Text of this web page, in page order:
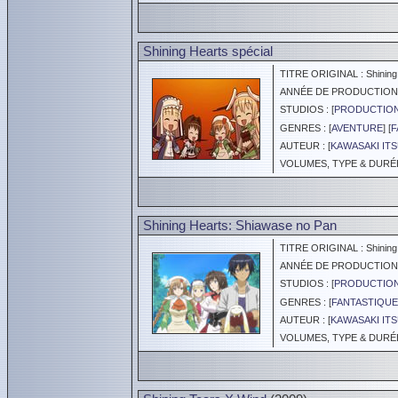
Shining Hearts spécial
TITRE ORIGINAL :
ANNÉE DE
STUDIOS : [
GENRES : [AVENTURE] [
AUTEUR : [KAWASAKI
VOLUMES, TYPE &
Shining Hearts: Shiawase no Pan
TITRE ORIGINAL :
ANNÉE DE
STUDIOS : [
GENRES : [
AUTEUR : [KAWASAKI
VOLUMES, TYPE &